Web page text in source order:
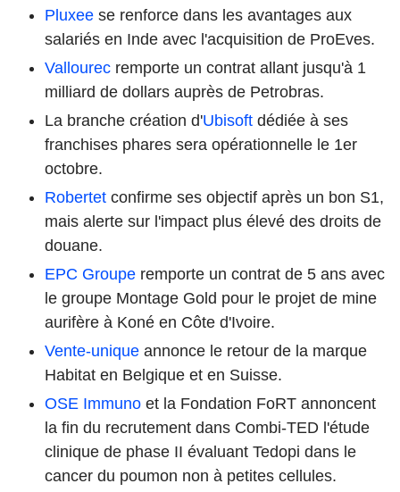
Pluxee se renforce dans les avantages aux
salariés en Inde avec l'acquisition de ProEves.
Vallourec remporte un contrat allant jusqu'à 1
milliard de dollars auprès de Petrobras.
La branche création d'Ubisoft dédiée à ses
franchises phares sera opérationnelle le 1er
octobre.
Robertet confirme ses objectif après un bon S1,
mais alerte sur l'impact plus élevé des droits de
douane.
EPC Groupe remporte un contrat de 5 ans avec
le groupe Montage Gold pour le projet de mine
aurifère à Koné en Côte d'Ivoire.
Vente-unique annonce le retour de la marque
Habitat en Belgique et en Suisse.
OSE Immuno et la Fondation FoRT annoncent
la fin du recrutement dans Combi-TED l'étude
clinique de phase II évaluant Tedopi dans le
cancer du poumon non à petites cellules.